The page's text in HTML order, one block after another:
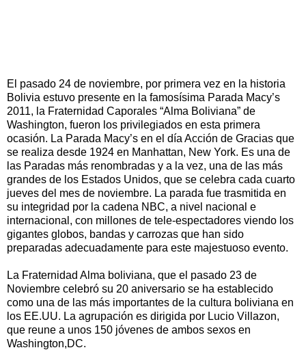
El pasado 24 de noviembre, por primera vez en la historia
Bolivia estuvo presente en la famosísima Parada Macy’s
2011, la Fraternidad Caporales “Alma Boliviana” de
Washington, fueron los privilegiados en esta primera
ocasión. La Parada Macy’s en el día Acción de Gracias que
se realiza desde 1924 en Manhattan, New York. Es una de
las Paradas más renombradas y a la vez, una de las más
grandes de los Estados Unidos, que se celebra cada cuarto
jueves del mes de noviembre. La parada fue trasmitida en
su integridad por la cadena NBC, a nivel nacional e
internacional, con millones de tele-espectadores viendo los
gigantes globos, bandas y carrozas que han sido
preparadas adecuadamente para este majestuoso evento.
La Fraternidad Alma boliviana, que el pasado 23 de
Noviembre celebró su 20 aniversario se ha establecido
como una de las más importantes de la cultura boliviana en
los EE.UU. La agrupación es dirigida por Lucio Villazon,
que reune a unos 150 jóvenes de ambos sexos en
Washington,DC.